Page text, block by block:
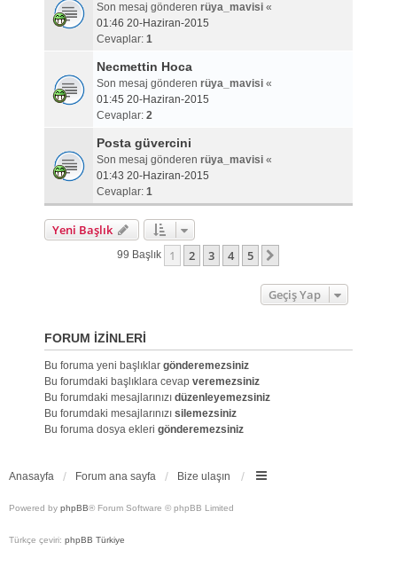
Son mesaj gönderen rüya_mavisi«
01:46 20-Haziran-2015
Cevaplar: 1
Necmettin Hoca
Son mesaj gönderen rüya_mavisi«
01:45 20-Haziran-2015
Cevaplar: 2
Posta güvercini
Son mesaj gönderen rüya_mavisi«
01:43 20-Haziran-2015
Cevaplar: 1
Yeni Başlık
99 Başlık 1 2 3 4 5
Geçiş Yap
FORUM IZINLERI
Bu foruma yeni başlıklar gönderemezsiniz
Bu forumdaki başlıklara cevap veremezsiniz
Bu forumdaki mesajlarınızı düzenleyemezsiniz
Bu forumdaki mesajlarınızı silemezsiniz
Bu foruma dosya ekleri gönderemezsiniz
Anasayfa Forum ana sayfa Bize ulaşın
Powered by phpBB® Forum Software © phpBB Limited
Türkçe çeviri: phpBB Türkiye